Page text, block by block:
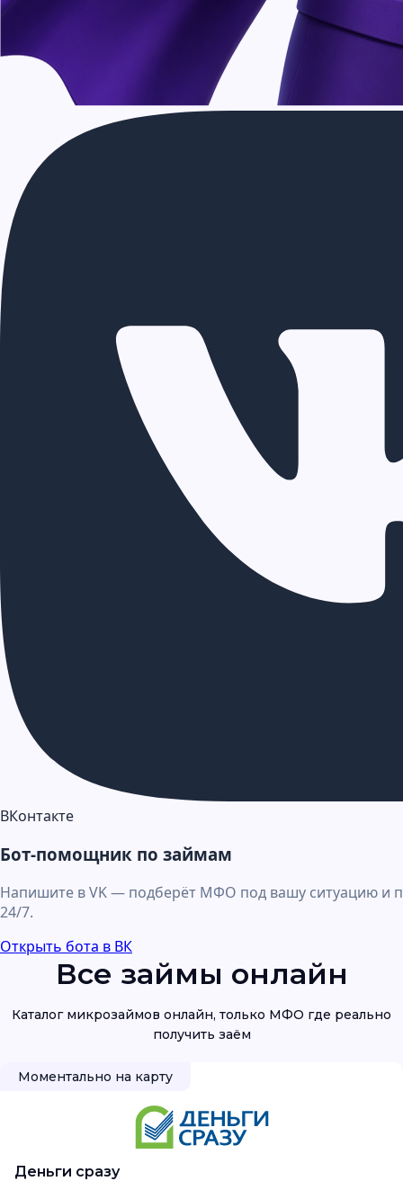
ВКонтакте
Бот-помощник по займам
Напишите в VK — подберёт МФО под вашу ситуацию и
24/7.
Открыть бота в ВК
Все займы онлайн
Каталог микрозаймов онлайн, только МФО где реально
Моментально на карту
Деньги сразу